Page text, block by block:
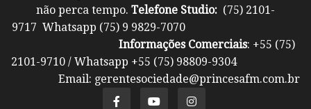
não perca tempo. Telefone Studio: (75) 2101-
9717 Whatsapp (75) 9 9829-7070
Informações Comerciais: +55 (75)
2101-9710 / Whatsapp +55 (75) 98809-9304
Email: gerentesociedade@princesafm.com.br